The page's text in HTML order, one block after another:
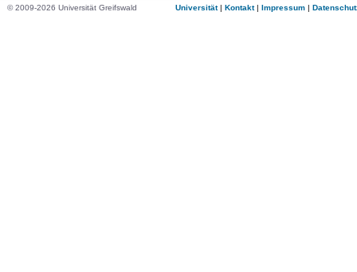
© 2009-2026 Universität Greifswald Universität| Kontakt| Impressum |